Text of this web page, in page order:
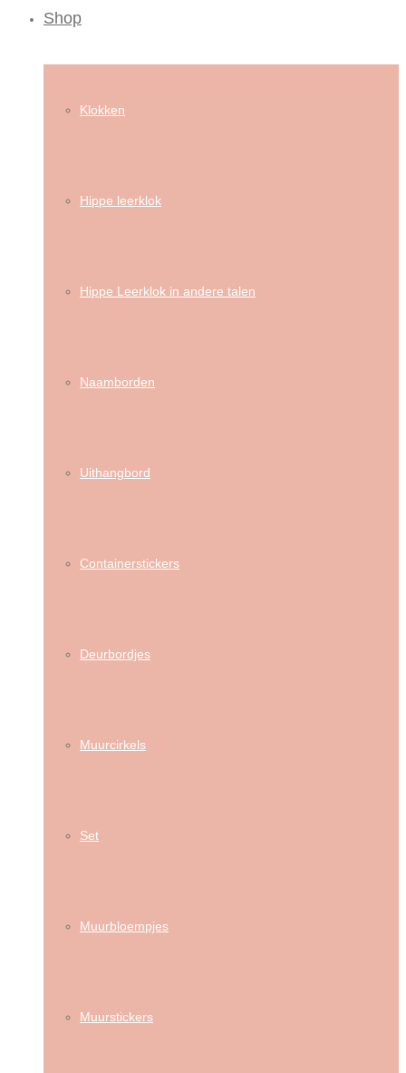
Shop
Klokken
Hippe leerklok
Hippe Leerklok in andere talen
Naamborden
Uithangbord
Containerstickers
Deurbordjes
Muurcirkels
Set
Muurbloempjes
Muurstickers